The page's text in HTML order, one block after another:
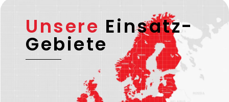
Unsere Einsatz-
Gebiete